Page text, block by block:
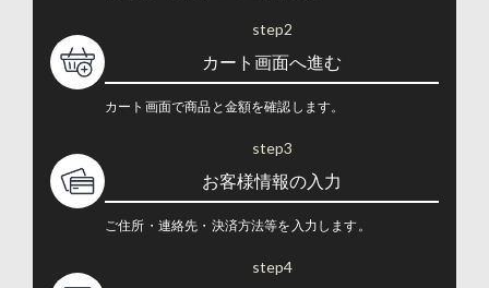
step2
カート画面へ進む
カート画面で商品と金額を確認します。
step3
お客様情報の入力
ご住所・連絡先・決済方法等を入力します。
step4